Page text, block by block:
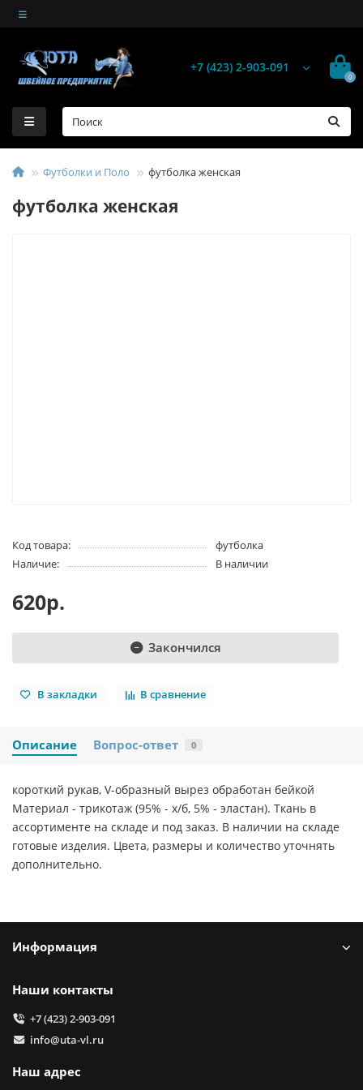
+7 (423) 2-903-091
0
Футболки и Поло футболка женская
футболка женская
Код товара:
футболка
Наличие:
В наличии
620р.
Закончился
В закладки В сравнение
Описание Вопрос-ответ 0
короткий рукав, V-образный вырез обработан бейкой
Материал - трикотаж (95% - х/б, 5% - эластан). Ткань в
ассортименте на складе и под заказ. В наличии на складе
готовые изделия. Цвета, размеры и количество уточнять
дополнительно.
Информация
Наши контакты
+7 (423) 2-903-091
info@uta-vl.ru
Наш адрес